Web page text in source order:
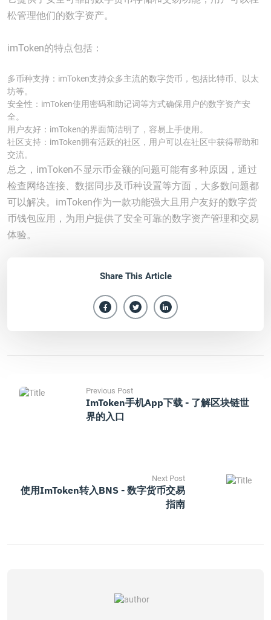
松管理他们的数字资产。
imToken的特点包括：
多币种支持：imToken支持众多主流的数字货币，包括比特币、以太
坊等。
安全性：imToken使用密码和助记词等方式确保用户的数字资产安
全。
用户友好：imToken的界面简洁明了，容易上手使用。
社区支持：imToken拥有活跃的社区，用户可以在社区中获得帮助和
交流。
总之，imToken不显示币金额的问题可能有多种原因，通过
检查网络连接、数据同步及币种设置等方面，大多数问题都
可以解决。imToken作为一款功能强大且用户友好的数字货
币钱包应用，为用户提供了安全可靠的数字资产管理和交易
体验。
Share This Article
Previous Post
ImToken手机App下载 - 了解区块链世
界的入口
Next Post
使用imToken转入BNS - 数字货币交易
指南